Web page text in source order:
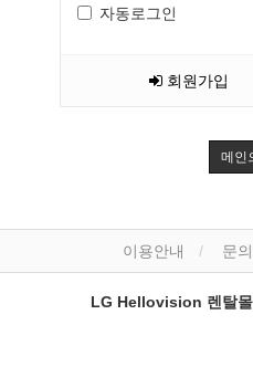
자동로그인
회원가입
메인
이용안내 문
LG Hellovision 렌탈몰